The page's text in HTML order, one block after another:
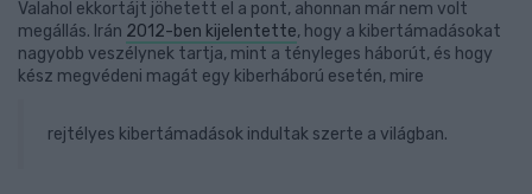
Valahol ekkortájt jöhetett el a pont, ahonnan már nem volt
megállás. Irán 2012-ben kijelentette, hogy a kibertámadásokat
nagyobb veszélynek tartja, mint a tényleges háborút, és hogy
kész megvédeni magát egy kiberháború esetén, mire
rejtélyes kibertámadások indultak szerte a világban.